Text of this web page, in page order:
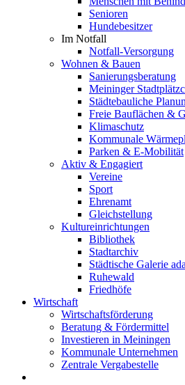
Senioren
Hundebesitzer
Im Notfall
Notfall-Versorgung
Wohnen & Bauen
Sanierungsberatung
Meininger
Städtebauliche
Freie Bauflächen &
Klimaschutz
Kommunale
Parken & E-Mobilität
Aktiv & Engagiert
Vereine
Sport
Ehrenamt
Gleichstellung
Kultureinrichtungen
Bibliothek
Stadtarchiv
Städtische Galerie ada
Ruhewald
Friedhöfe
Wirtschaft
Wirtschaftsförderung
Beratung & Fördermittel
Investieren in Meiningen
Kommunale Unternehmen
Zentrale Vergabestelle